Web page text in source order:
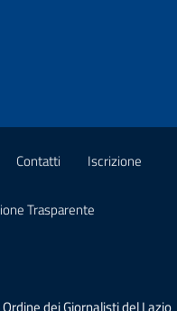
Contatti Iscrizione
Trasparente